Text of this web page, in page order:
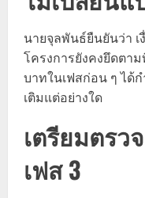
นายจุลพันธ์ยืนยันว่า
โครงการยังคงยึดตา
บาทในเฟสก่อน ๆ ได้
เติมแต่อย่างใด
เตรียมตรว
เฟส 3